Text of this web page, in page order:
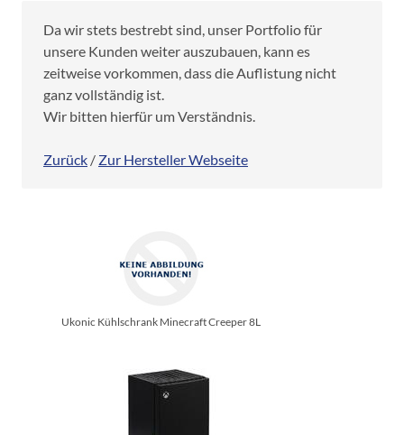
Da wir stets bestrebt sind, unser Portfolio für
unsere Kunden weiter auszubauen, kann es
zeitweise vorkommen, dass die Auflistung nicht
ganz vollständig ist.
Wir bitten hierfür um Verständnis.
Zurück / Zur Hersteller Webseite
Ukonic Kühlschrank Minecraft Creeper 8L